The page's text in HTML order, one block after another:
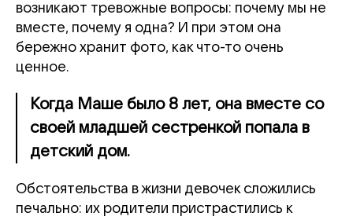
возникают тревожные вопросы: почему мы не
вместе, почему я одна? И при этом она
бережно хранит фото, как что-то очень
ценное.
Когда Маше было 8 лет, она вместе со
своей младшей сестренкой попала в
детский дом.
Обстоятельства в жизни девочек сложились
печально: их родители пристрастились к